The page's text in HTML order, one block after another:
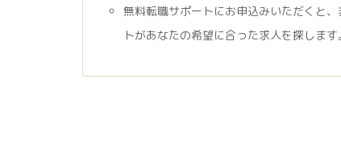
無料転職サポートにお申込みいただくと
トがあなたの希望に合った求人を探します。